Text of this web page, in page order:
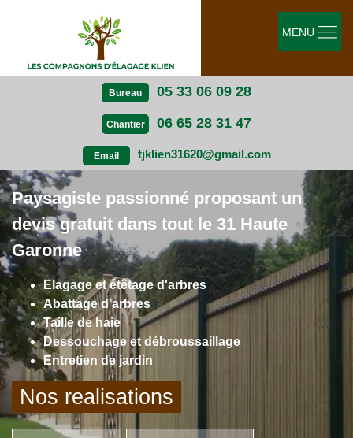
Bureau 05 33 06 09 28
Chantier 06 65 28 31 47
Email tjklien31620@gmail.com
MENU
Paysagiste passionné proposant un
devis gratuit dans tout le 31 Haute
Garonne
Elagage et étêtage d'arbres
Abattage d'arbres
Taille de haie
Dessouchage et débroussaillage
Entretien de jardin
Nos realisations